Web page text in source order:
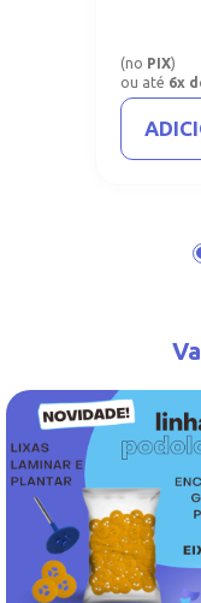
(no PIX)
ou até 6x